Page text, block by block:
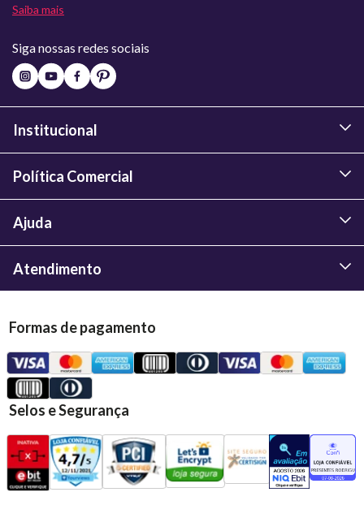
Saiba mais
Siga nossas redes sociais
Institucional
Política Comercial
Ajuda
Atendimento
Formas de pagamento
Selos e Segurança